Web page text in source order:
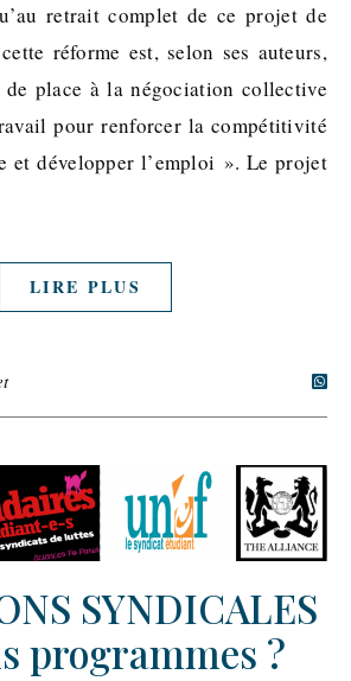
retrait complet de ce projet de
réforme est, selon ses auteurs,
place à la négociation collective
pour renforcer la compétitivité
et développer l’emploi ». Le projet
LIRE PLUS
SYNDICALES
programmes ?